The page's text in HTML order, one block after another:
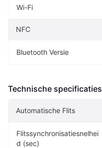
Wi-Fi
NFC
Bluetooth Versie
Technische specificaties
Automatische Flits
Flitssynchronisatiesnelhei
d (sec)